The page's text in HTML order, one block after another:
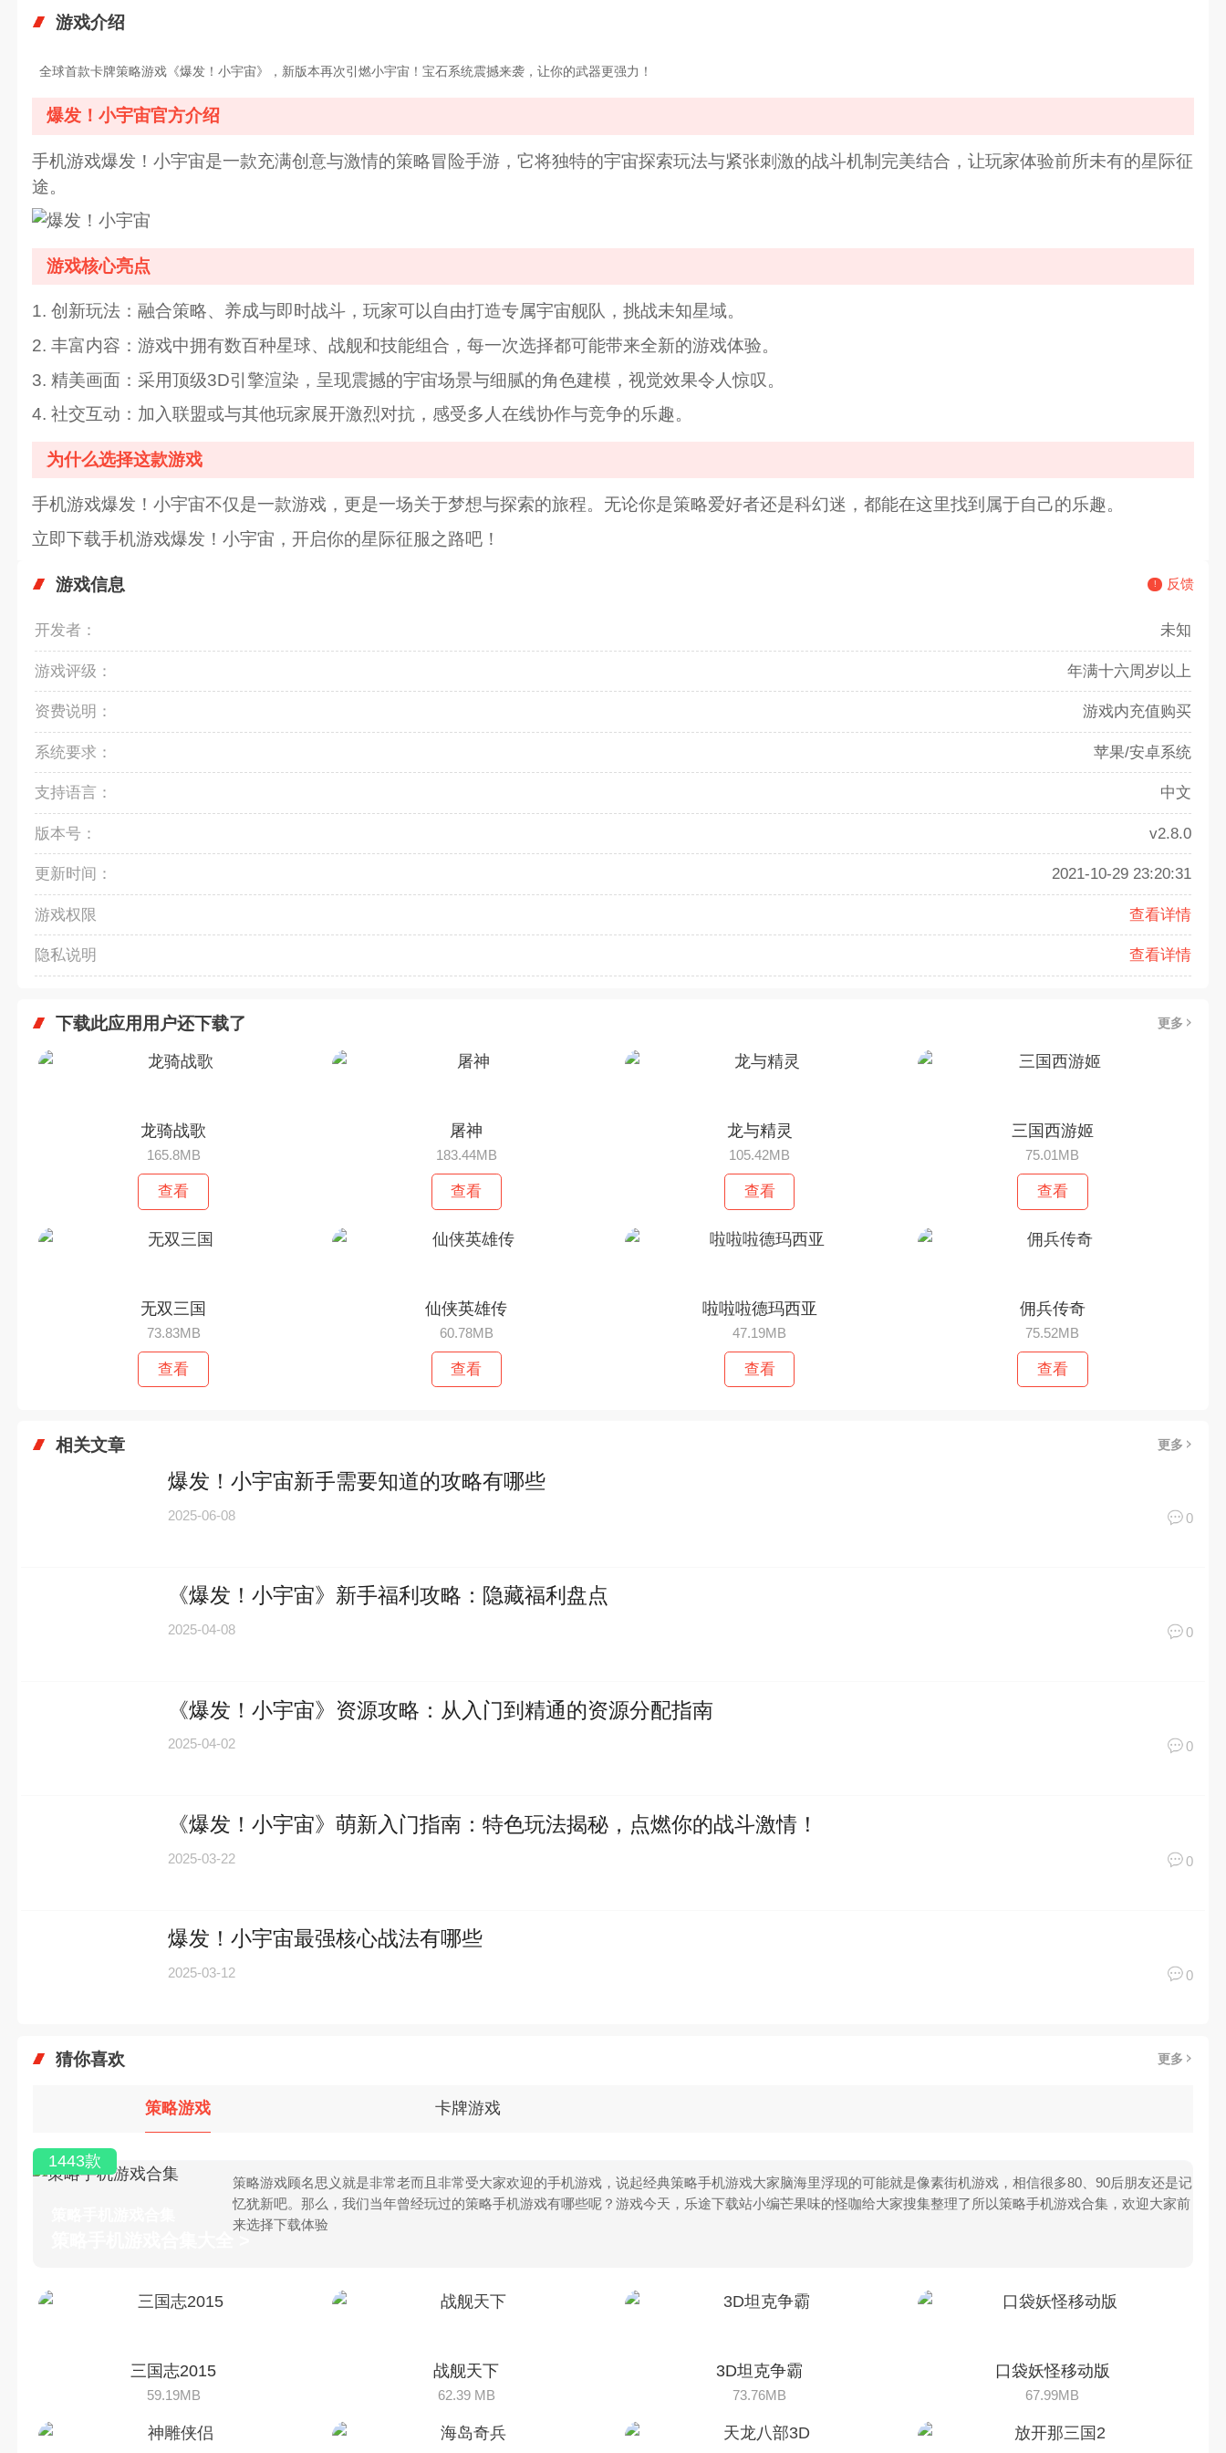
游戏介绍
全球首款卡牌策略游戏《爆发！小宇宙》，新版本再次引燃小宇宙！宝石系统震撼来袭，让你的武器更强力！
爆发！小宇宙官方介绍
手机游戏爆发！小宇宙是一款充满创意与激情的策略冒险手游，它将独特的宇宙探索玩法与紧张刺激的战斗机制完美结合，让玩家体验前所未有的星际征
途。
游戏核心亮点
1. 创新玩法：融合策略、养成与即时战斗，玩家可以自由打造专属宇宙舰队，挑战未知星域。
2. 丰富内容：游戏中拥有数百种星球、战舰和技能组合，每一次选择都可能带来全新的游戏体验。
3. 精美画面：采用顶级3D引擎渲染，呈现震撼的宇宙场景与细腻的角色建模，视觉效果令人惊叹。
4. 社交互动：加入联盟或与其他玩家展开激烈对抗，感受多人在线协作与竞争的乐趣。
为什么选择这款游戏
手机游戏爆发！小宇宙不仅是一款游戏，更是一场关于梦想与探索的旅程。无论你是策略爱好者还是科幻迷，都能在这里找到属于自己的乐趣。
立即下载手机游戏爆发！小宇宙，开启你的星际征服之路吧！
游戏信息 反馈
开发者： 未知
游戏评级： 年满十六周岁以上
资费说明： 游戏内充值购买
系统要求： 苹果/安卓系统
支持语言： 中文
版本号： v2.8.0
更新时间： 2021-10-29 23:20:31
游戏权限 查看详情
隐私说明 查看详情
下载此应用用户还下载了 更多
龙骑战歌
165.8MB
查看
屠神
183.44MB
查看
龙与精灵
105.42MB
查看
三国西游姬
75.01MB
查看
无双三国
73.83MB
查看
仙侠英雄传
60.78MB
查看
啦啦啦德玛西亚
47.19MB
查看
佣兵传奇
75.52MB
查看
相关文章 更多
爆发！小宇宙新手需要知道的攻略有哪些
2025-06-08 0
《爆发！小宇宙》新手福利攻略：隐藏福利盘点
2025-04-08 0
《爆发！小宇宙》资源攻略：从入门到精通的资源分配指南
2025-04-02 0
《爆发！小宇宙》萌新入门指南：特色玩法揭秘，点燃你的战斗激情！
2025-03-22 0
爆发！小宇宙最强核心战法有哪些
2025-03-12 0
猜你喜欢 更多
策略游戏 卡牌游戏
策略游戏顾名思义就是非常老而且非常受大家欢迎的手机游戏，说起经典策略手机游戏大家脑海里浮现的可能就是像素街机游戏，相信很多80、90后朋友还是记
忆犹新吧。那么，我们当年曾经玩过的策略手机游戏有哪些呢？游戏今天，乐途下载站小编芒果味的怪咖给大家搜集整理了所以策略手机游戏合集，欢迎大家前
来选择下载体验
1443款
三国志2015
59.19MB
战舰天下
62.39 MB
3D坦克争霸
73.76MB
口袋妖怪移动版
67.99MB